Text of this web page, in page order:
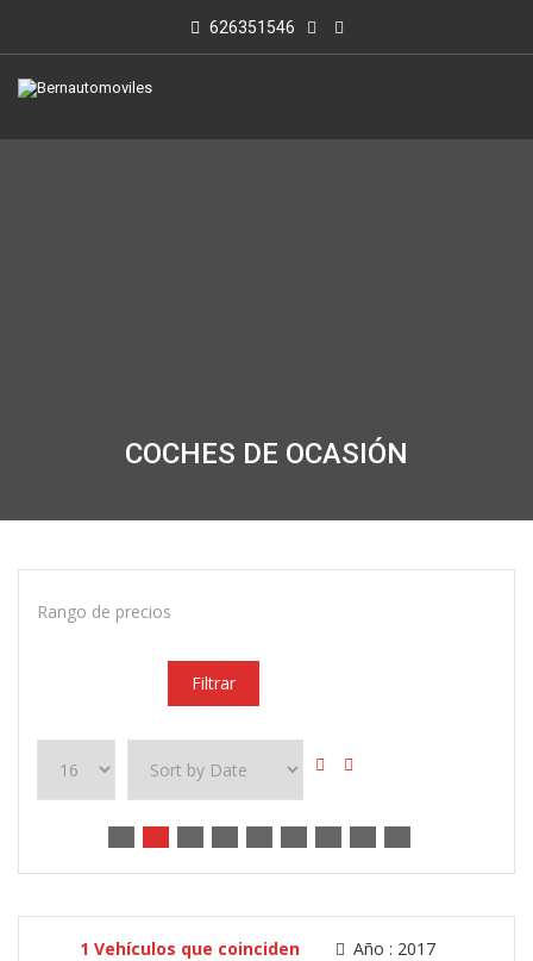
626351546
COCHES DE OCASIÓN
Rango de precios
Filtrar
1 Vehículos que coinciden Año : 2017